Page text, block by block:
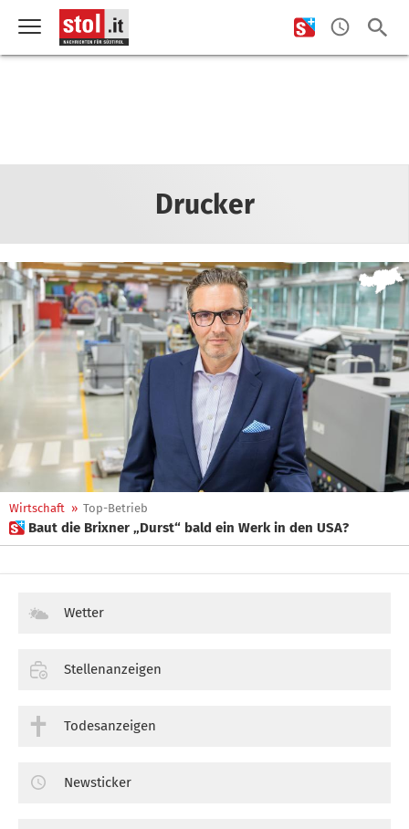
Drucker
Wirtschaft » Top-Betrieb
 Baut die Brixner „Durst“ bald ein Werk in den USA?
Wetter
Stellenanzeigen
Todesanzeigen
Newsticker